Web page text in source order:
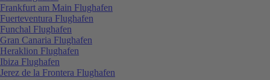
Frankfurt am Main Flughafen
Fuerteventura Flughafen
Funchal Flughafen
Gran Canaria Flughafen
Heraklion Flughafen
Ibiza Flughafen
Jerez de la Frontera Flughafen